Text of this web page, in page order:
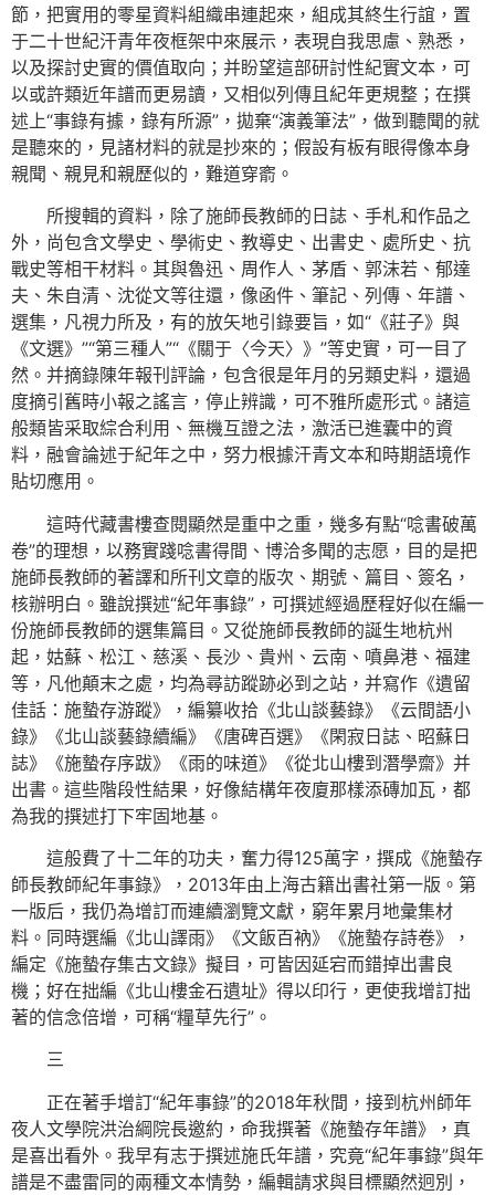
節，把實用的零星資料組織串連起來，組成其終生行誼，置
于二十世紀汗青年夜框架中來展示，表現自我思慮、熟悉，
以及探討史實的價值取向；并盼望這部研討性紀實文本，可
以或許類近年譜而更易讀，又相似列傳且紀年更規整；在撰
述上“事錄有據，錄有所源”，拋棄“演義筆法”，做到聽聞的就
是聽來的，見諸材料的就是抄來的；假設有板有眼得像本身
親聞、親見和親歷似的，難道穿窬。
所搜輯的資料，除了施師長教師的日誌、手札和作品之
外，尚包含文學史、學術史、教導史、出書史、處所史、抗
戰史等相干材料。其與魯迅、周作人、茅盾、郭沫若、郁達
夫、朱自清、沈從文等往還，像函件、筆記、列傳、年譜、
選集，凡視力所及，有的放矢地引錄要旨，如“《莊子》與
《文選》”“第三種人”“《關于〈今天〉》”等史實，可一目了
然。并摘錄陳年報刊評論，包含很是年月的另類史料，還過
度摘引舊時小報之謠言，停止辨識，可不雅所處形式。諸這
般類皆采取綜合利用、無機互證之法，激活已進囊中的資
料，融會論述于紀年之中，努力根據汗青文本和時期語境作
貼切應用。
這時代藏書樓查閱顯然是重中之重，幾多有點“唸書破萬
卷”的理想，以務實踐唸書得間、博洽多聞的志愿，目的是把
施師長教師的著譯和所刊文章的版次、期號、篇目、簽名，
核辦明白。雖說撰述“紀年事錄”，可撰述經過歷程好似在編一
份施師長教師的選集篇目。又從施師長教師的誕生地杭州
起，姑蘇、松江、慈溪、長沙、貴州、云南、噴鼻港、福建
等，凡他顛末之處，均為尋訪蹤跡必到之站，并寫作《遺留
佳話：施蟄存游蹤》，編纂收拾《北山談藝錄》《云間語小
錄》《北山談藝錄續編》《唐碑百選》《閑寂日誌、昭蘇日
誌》《施蟄存序跋》《雨的味道》《從北山樓到潛學齋》并
出書。這些階段性結果，好像結構年夜廈那樣添磚加瓦，都
為我的撰述打下牢固地基。
這般費了十二年的功夫，奮力得125萬字，撰成《施蟄存
師長教師紀年事錄》，2013年由上海古籍出書社第一版。第
一版后，我仍為增訂而連續瀏覽文獻，窮年累月地彙集材
料。同時選編《北山譯雨》《文飯百衲》《施蟄存詩卷》，
編定《施蟄存集古文錄》擬目，可皆因延宕而錯掉出書良
機；好在拙編《北山樓金石遺址》得以印行，更使我增訂拙
著的信念倍增，可稱“糧草先行”。
三
正在著手增訂“紀年事錄”的2018年秋間，接到杭州師年
夜人文學院洪治綱院長邀約，命我撰著《施蟄存年譜》，真
是喜出看外。我早有志于撰述施氏年譜，究竟“紀年事錄”與年
譜是不盡雷同的兩種文本情勢，編輯請求與目標顯然迥別，